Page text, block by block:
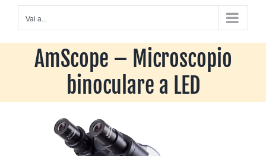
Vai a...
AmScope – Microscopio
binoculare a LED